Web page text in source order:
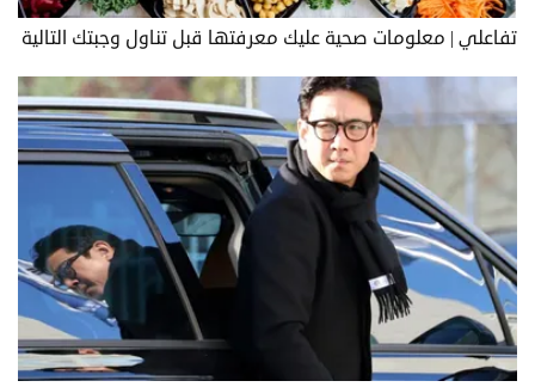
تفاعلي | معلومات صحية عليك معرفتها قبل تناول وجبتك التالية